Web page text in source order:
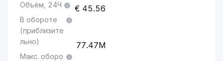
Объём, 24Ч 45.56
В обороте
(приблизите
льно)
77.47M
Макс. оборо